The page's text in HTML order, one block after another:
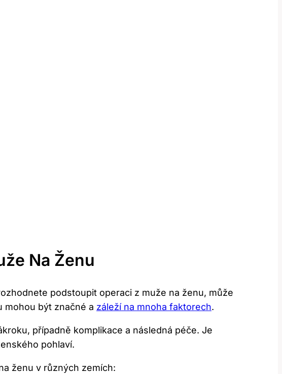
Na Ženu
podstoupit operaci z muže na ženu, může
mohou být značné a záleží na mnoha faktorech.
případně komplikace a následná péče. Je
pohlaví.
ženu v různých zemích: